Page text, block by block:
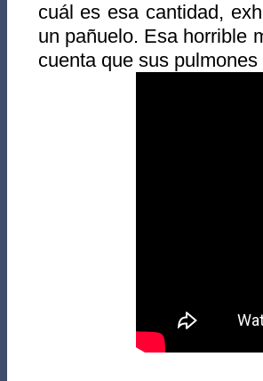
cuál es esa cantidad,
un pañuelo. Esa horrible
cuenta que sus